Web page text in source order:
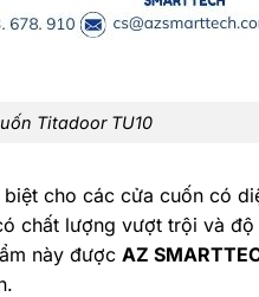
Titadoor TU10
cho các cửa cuốn có
chất lượng vượt trội và
này được AZ